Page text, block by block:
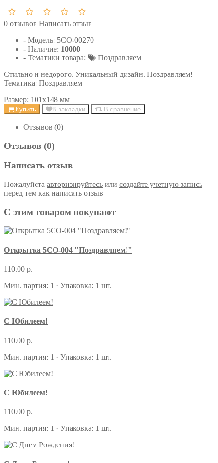
0 отзывов Написать отзыв
- Модель: 5СО-00270
- Наличие: 10000
- Тематики товара:
Поздравляем
Стильно и недорого. Уникальный дизайн. Поздравляем!
Тематика: Поздравляем
Размер: 101х148 мм
Купить В закладки В сравнение
Отзывов (0)
Отзывов (0)
Написать отзыв
Пожалуйста авторизируйтесь или создайте учетную запись
перед тем как написать отзыв
С этим товаром покупают
Открытка 5СО-004 "Поздравляем!"
110.00 р.
Мин. партия: 1 · Упаковка: 1 шт.
С Юбилеем!
110.00 р.
Мин. партия: 1 · Упаковка: 1 шт.
С Юбилеем!
110.00 р.
Мин. партия: 1 · Упаковка: 1 шт.